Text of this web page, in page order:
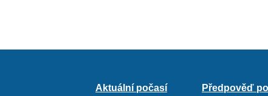
Aktuální počasí Předpověď